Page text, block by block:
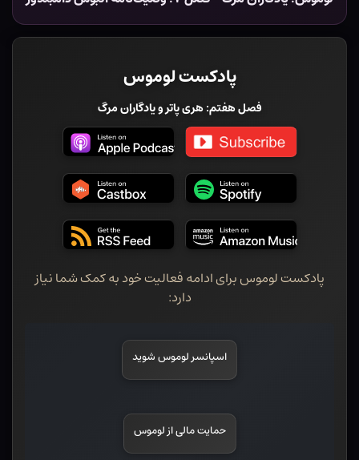
پادکست لوموس
فصل هفتم: هری پاتر و یادگاران مرگ
پادکست لوموس برای ادامه فعالیت خود به کمک شما نیاز
دارد:
اسپانسر لوموس شوید
حمایت مالی از لوموس